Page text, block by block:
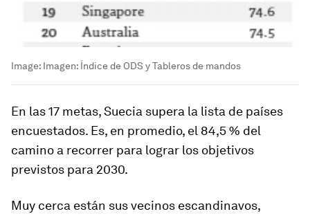
Image: Imagen: Índice de ODS y Tableros de mandos
En las 17 metas, Suecia supera la lista de países
encuestados. Es, en promedio, el 84,5 % del
camino a recorrer para lograr los objetivos
previstos para 2030.
Muy cerca están sus vecinos escandinavos,